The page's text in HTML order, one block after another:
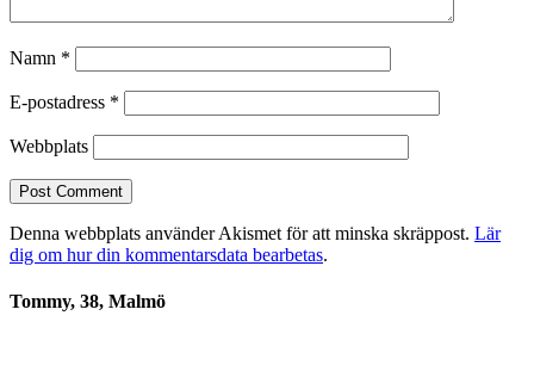
Namn *
E-postadress *
Webbplats
Denna webbplats använder Akismet för att minska skräppost. Lär
dig om hur din kommentarsdata bearbetas.
Tommy, 38, Malmö